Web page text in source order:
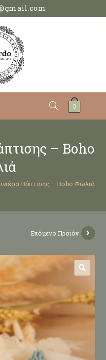
0
– Boho
Βάπτισης – Boho Φωλιά
Επόμενο Προϊόν